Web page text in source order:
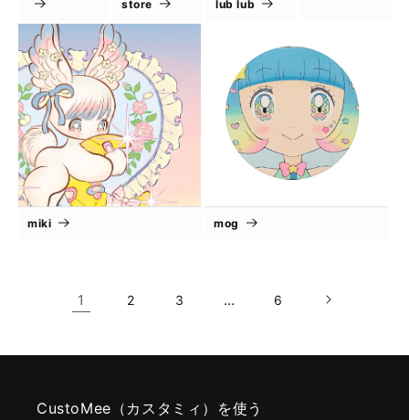
store
lub lub
miki mog
1 2 3 … 6
CustoMee（カスタミィ）を使う